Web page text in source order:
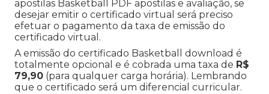
apostilas Basketball PDF apostilas e avaliação, se
desejar emitir o certificado virtual será preciso
efetuar o pagamento da taxa de emissão do
certificado virtual.
A emissão do certificado Basketball download é
totalmente opcional e é cobrada uma taxa de R$
79,90 (para qualquer carga horária). Lembrando
que o certificado será um diferencial curricular.